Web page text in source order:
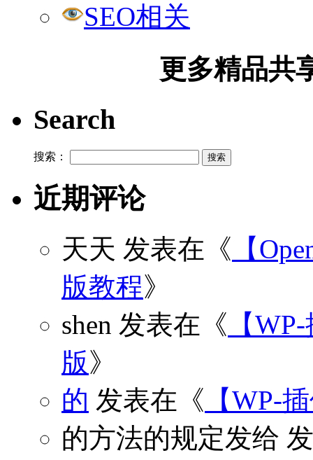
SEO相关
更多精品共
Search
搜索：
近期评论
天天 发表在《 【
版教程》
shen 发表在《 【
版》
的 发表在《 【WP-
的方法的规定发给